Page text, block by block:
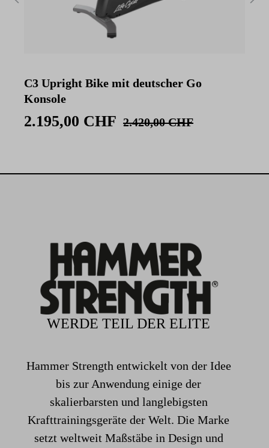
C3 Upright Bike mit deutscher Go
Konsole
2.195,00 CHF 2.420,00 CHF
WERDE TEIL DER ELITE
Hammer Strength entwickelt von der Idee
bis zur Anwendung einige der
skalierbarsten und langlebigsten
Krafttrainingsgeräte der Welt. Die Marke
setzt weltweit Maßstäbe in Design und